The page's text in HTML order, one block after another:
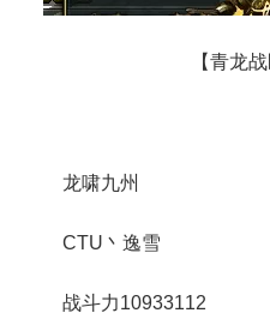
【青龙战
龙啸九州
CTU丶逸雪
战斗力10933112